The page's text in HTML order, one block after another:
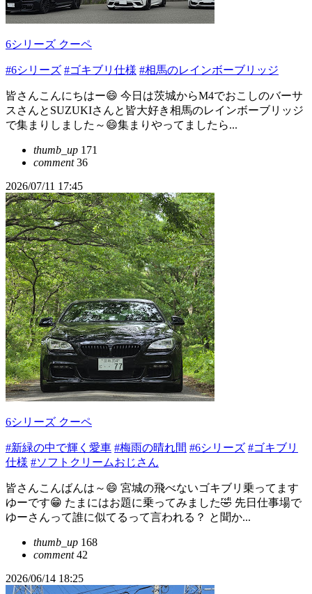
6シリーズ クーペ
#6シリーズ #ゴキブリ仕様 #相馬のレインボーブリッジ
皆さんこんにちはー😄 今日は茨城からM4でおこしのバーサ
スさんとSUZUKIさんと皆大好き相馬のレインボーブリッジ
で集まりしました～😄集まりやってましたら...
thumb_up 171
comment36
2026/07/11 17:45
6シリーズ クーペ
#新緑の中で輝く愛車 #梅雨の晴れ間 #6シリーズ #ゴキブリ
仕様 #ソフトクリームおじさん
皆さんこんばんは～😄 宮城の飛べないゴキブリ乗ってます
ゆーです😁 たまにはお題に乗ってみました🤣 先日仕事場で
ゆーさんって誰に似てるって言われる？ と聞か...
thumb_up 168
comment42
2026/06/14 18:25